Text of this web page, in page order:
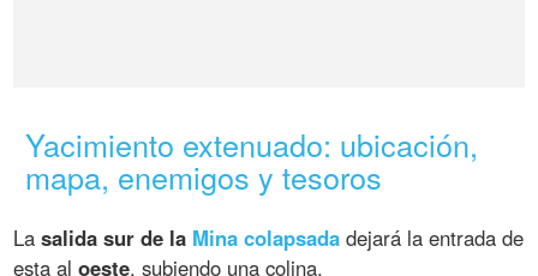
Yacimiento extenuado: ubicación,
mapa, enemigos y tesoros
Lasalida sur de la Mina colapsada dejará la entrada de
esta aloeste, subiendo una colina.